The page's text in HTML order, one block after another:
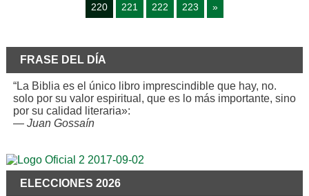
220 221 222 223 »
FRASE DEL DÍA
“La Biblia es el único libro imprescindible que hay, no.
solo por su valor espiritual, que es lo más importante, sino
por su calidad literaria»:
— Juan Gossaín
ELECCIONES 2026